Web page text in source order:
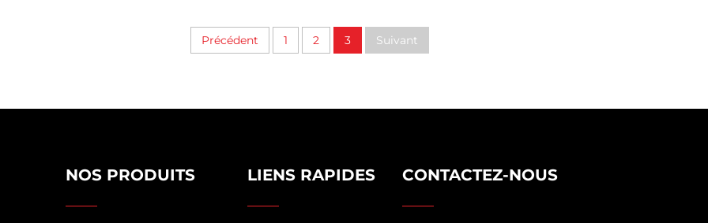
Précédent 1 2 3 Suivant
NOS PRODUITS LIENS RAPIDES CONTACTEZ-NOUS